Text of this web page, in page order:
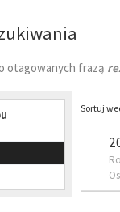
otagowanych frazą
Sortuj